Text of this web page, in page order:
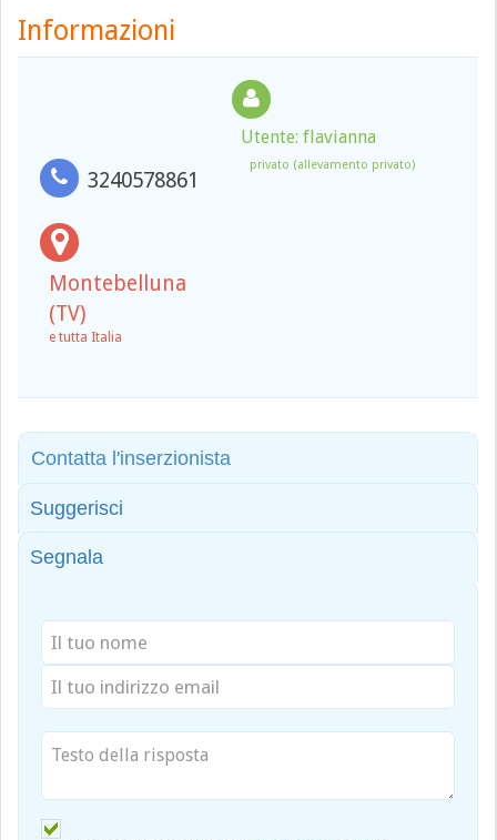
Informazioni
3240578861
Utente: flavianna
privato (allevamento privato)
Montebelluna
(TV)
e tutta Italia
Contatta l'inserzionista
Suggerisci
Segnala